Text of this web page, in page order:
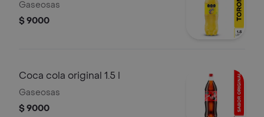
Gaseosas
$ 9000
Coca cola original 1.5 l
Gaseosas
$ 9000